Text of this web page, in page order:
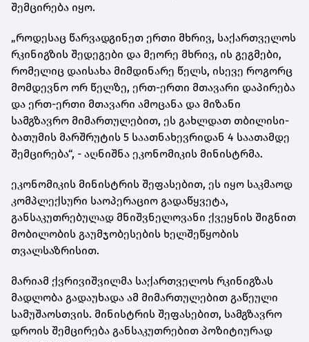
შემცირება იყო.
„როდესაც წარვადგინეთ ერთი მხრივ, საქართველოს
რკინიგზის შედეგები და მეორე მხრივ, ის გეგმები,
რომელიც დაისახა მიმდინარე წელს, ისევე როგორც
მომდევნო ორ წელზე, ერთ-ერთი მთავარი დაპირება
და ერთ-ერთი მთავარი ამოცანა და მიზანი
სამგზავრო მიმართულებით, ეს გახლდათ თბილისი-
ბათუმის მარშრუტის 5 საათნახევრიდან 4 საათამდე
შემცირება“, - აღნიშნა ეკონომიკის მინისტრმა.
ეკონომიკის მინისტრის შეფასებით, ეს იყო საკმაოდ
კომპლექსური საოპერაციო გადაწყვეტა,
განსაკუთრებულად მნიშვნელოვანი ქვეყნის შიგნით
მობილობის გაუმჯობესების ხელშეწყობის
თვალსაზრისით.
მარიამ ქვრივიშვილმა საქართველოს რკინიგზას
მადლობა გადაუხადა ამ მიმართულებით გაწეული
სამუშაოსთვის. მინისტრის შეფასებით, სამგზავრო
დროის შემცირება განსაკუთრებით პოზიტიურად